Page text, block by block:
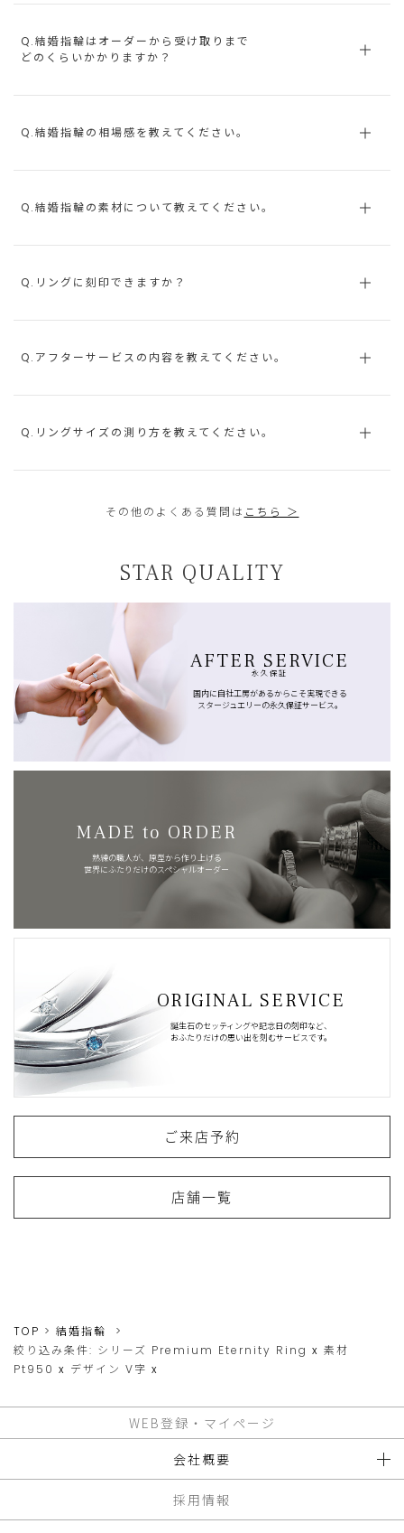
Q.結婚指輪はオーダーから受け取りまで
どのくらいかかりますか？
Q.結婚指輪の相場感を教えてください。
Q.結婚指輪の素材について教えてください。
Q.リングに刻印できますか？
Q.アフターサービスの内容を教えてください。
Q.リングサイズの測り方を教えてください。
その他のよくある質問は こちら ＞
STAR QUALITY
AFTER SERVICE
永久保証
国内に自社工房があるからこそ実現できる
スタージュエリーの永久保証サービス。
MADE to ORDER
熟練の職人が、原型から作り上げる
世界にふたりだけのスペシャルオーダー
ORIGINAL SERVICE
誕生石のセッティングや記念日の刻印など、
おふたりだけの思い出を刻むサービスです。
ご来店予約
店舗一覧
TOP
結婚指輪
絞り込み条件: シリーズ Premium Eternity Ring x 素材
Pt950 x デザイン V字 x
WEB登録・マイページ
会社概要
採用情報